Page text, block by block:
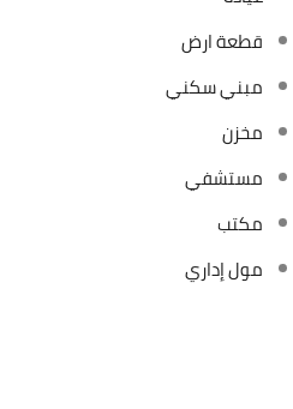
قطعة ارض
مبني سكني
مخزن
مستشفي
مكتب
مول إداري